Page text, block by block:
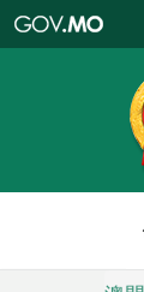
特
政
區
政
口